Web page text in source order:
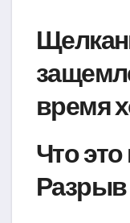
время
Что